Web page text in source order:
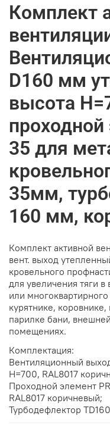
Комплект
D160 мм
высота
проходной
35 для
35мм,
160 мм,
Комплект активной
вент. выход
кровельного
для увеличения тяги
или
курятнике,
парилке бани,
помещениях.
Комплектация:
Вентиляционный
H=700, RAL8017
Проходной элемент
RAL8017 коричневый;
Турбодефлектор